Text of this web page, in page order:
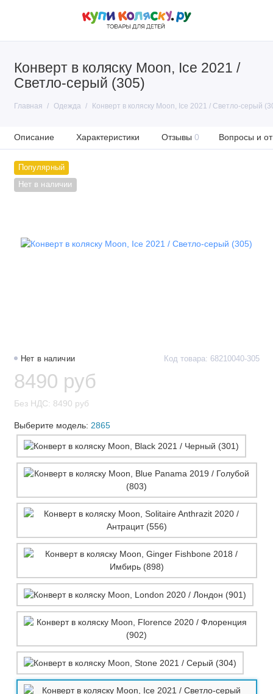
Конверт в коляску Moon, Ice 2021 /
Светло-серый (305)
Главная Одежда Конверт в коляску Moon, Ice 2021 / Светло-серый
Описание Характеристики Отзывы 0 Вопросы и
Популярный
Нет в наличии
Нет в наличии Код товара: 68210040-305
8490 руб
Без НДС: 8490 руб
Выберите модель: 2865